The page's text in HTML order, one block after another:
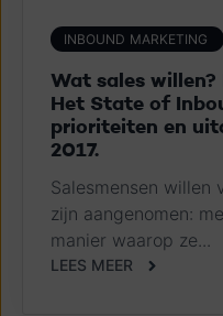
INBOUND MARKETING
Wat sales willen?
Het State of
prioriteiten en
2017.
Salesmensen willen
zijn aangenomen:
manier waarop ze...
LEES MEER